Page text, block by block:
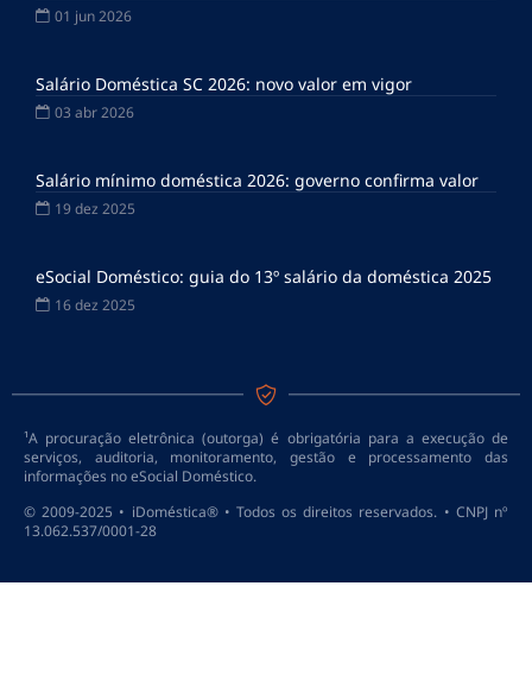
01 jun 2026
Salário Doméstica SC 2026: novo valor em vigor
03 abr 2026
Salário mínimo doméstica 2026: governo confirma valor
19 dez 2025
eSocial Doméstico: guia do 13º salário da doméstica 2025
16 dez 2025
¹A procuração eletrônica (outorga) é obrigatória para a execução de
serviços, auditoria, monitoramento, gestão e processamento das
informações no eSocial Doméstico.
© 2009-2025 • iDoméstica® • Todos os direitos reservados. • CNPJ nº
13.062.537/0001-28